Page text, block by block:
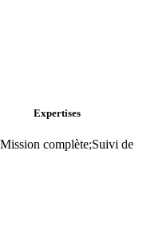
Expertises
complète;Suivi de